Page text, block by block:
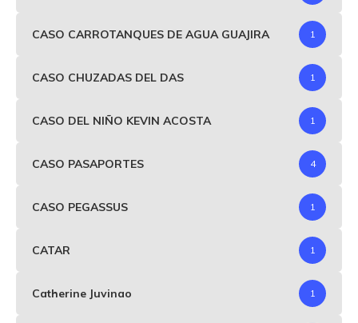
CASO CARROTANQUES DE AGUA GUAJIRA 1
CASO CHUZADAS DEL DAS 1
CASO DEL NIÑO KEVIN ACOSTA 1
CASO PASAPORTES 4
CASO PEGASSUS 1
CATAR 1
Catherine Juvinao 1